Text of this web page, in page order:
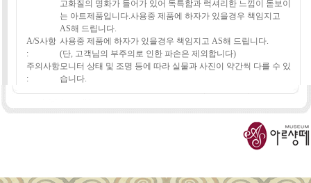
고화질의 명화가 들어가 있어 독특함과 럭셔리한 느낌이 돋보이
는 아트제품입니다.사용중 제품에 하자가 있을경우 책임지고
AS해 드립니다.
A/S사항
:
사용중 제품에 하자가 있을경우 책임지고 AS해 드립니다.
(단, 고객님의 부주의로 인한 파손은 제외합니다)
주의사항
:
모니터 상태 및 조명 등에 따라 실물과 사진이 약간씩 다를 수 있
습니다.